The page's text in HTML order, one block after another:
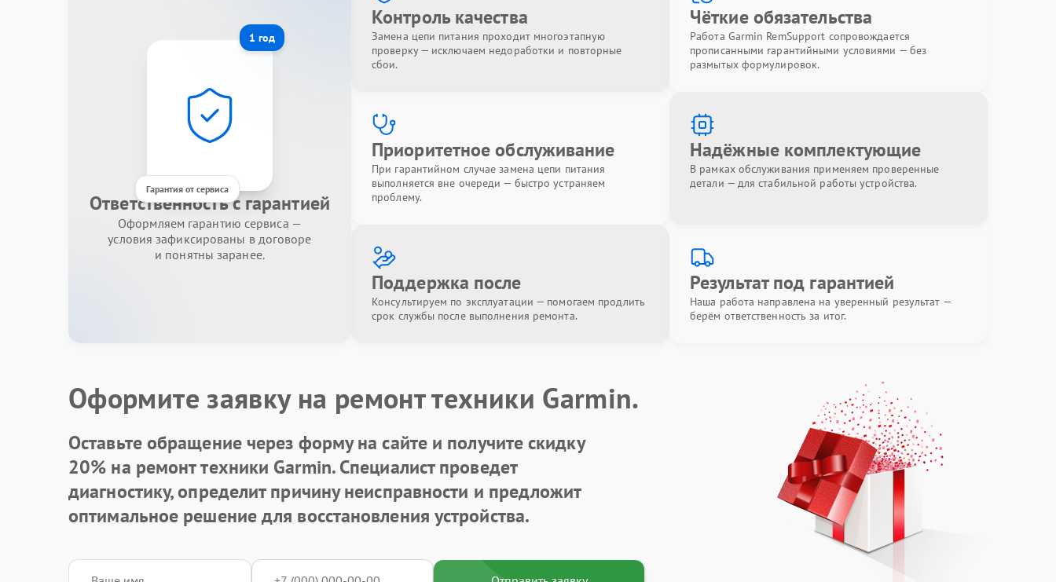
1 год
Гарантия от сервиса
Ответственность с гарантией
Оформляем гарантию сервиса —
условия зафиксированы в договоре
и понятны заранее.
Контроль качества
Замена цепи питания проходит многоэтапную
проверку — исключаем недоработки и повторные
сбои.
Чёткие обязательства
Работа Garmin RemSupport сопровождается
прописанными гарантийными условиями — без
размытых формулировок.
Приоритетное обслуживание
При гарантийном случае замена цепи питания
выполняется вне очереди — быстро устраняем
проблему.
Надёжные комплектующие
В рамках обслуживания применяем проверенные
детали — для стабильной работы устройства.
Поддержка после
Консультируем по эксплуатации — помогаем продлить
срок службы после выполнения ремонта.
Результат под гарантией
Наша работа направлена на уверенный результат —
берём ответственность за итог.
Оформите заявку на ремонт техники Garmin.
Оставьте обращение через форму на сайте и получите скидку
20% на ремонт техники Garmin. Специалист проведет
диагностику, определит причину неисправности и предложит
оптимальное решение для восстановления устройства.